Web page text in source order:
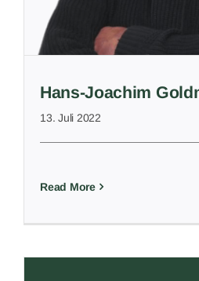
Hans-Joachim
13. Juli 2022
Read More